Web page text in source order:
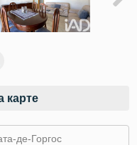
карте
де-Горгос